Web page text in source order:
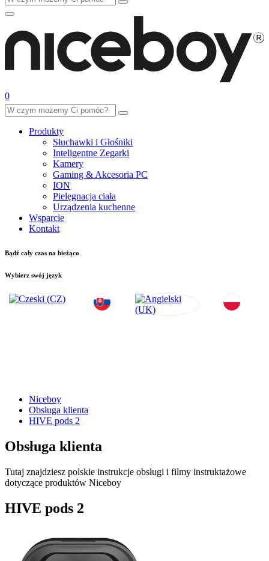
0
Produkty
Słuchawki i Głośniki
Inteligentne Zegarki
Kamery
Gaming & Akcesoria PC
ION
Pielęgnacja ciała
Urządzenia kuchenne
Wsparcie
Kontakt
Bądź cały czas na bieżąco
Wybierz swój język
Niceboy
Obsługa klienta
HIVE pods 2
Obsługa klienta
Tutaj znajdziesz polskie instrukcje obsługi i filmy instruktażowe
dotyczące produktów Niceboy
HIVE pods 2